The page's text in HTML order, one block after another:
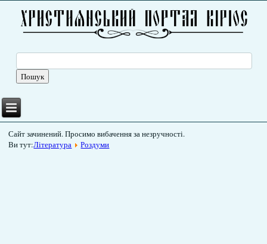
Сайт зачинений. Просимо вибачення за незручності.
Ви тут:Література Роздуми